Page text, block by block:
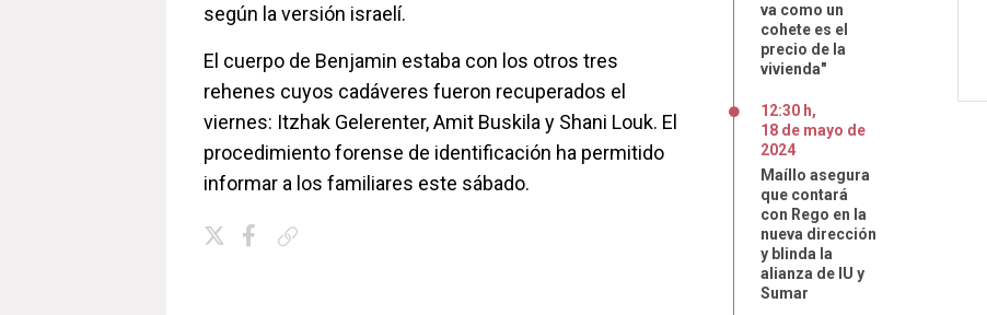
según la versión israelí.
El cuerpo de Benjamin estaba con los otros tres
rehenes cuyos cadáveres fueron recuperados el
viernes: Itzhak Gelerenter, Amit Buskila y Shani Louk. El
procedimiento forense de identificación ha permitido
informar a los familiares este sábado.
va como un
cohete es el
precio de la
vivienda"
12:30 h,
18 de mayo de
2024
Maíllo asegura
que contará
con Rego en la
nueva dirección
y blinda la
alianza de IU y
Sumar